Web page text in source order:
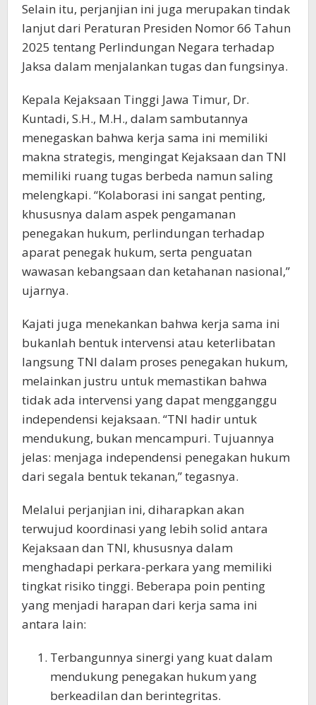
Selain itu, perjanjian ini juga merupakan tindak
lanjut dari Peraturan Presiden Nomor 66 Tahun
2025 tentang Perlindungan Negara terhadap
Jaksa dalam menjalankan tugas dan fungsinya.
Kepala Kejaksaan Tinggi Jawa Timur, Dr.
Kuntadi, S.H., M.H., dalam sambutannya
menegaskan bahwa kerja sama ini memiliki
makna strategis, mengingat Kejaksaan dan TNI
memiliki ruang tugas berbeda namun saling
melengkapi. “Kolaborasi ini sangat penting,
khususnya dalam aspek pengamanan
penegakan hukum, perlindungan terhadap
aparat penegak hukum, serta penguatan
wawasan kebangsaan dan ketahanan nasional,”
ujarnya.
Kajati juga menekankan bahwa kerja sama ini
bukanlah bentuk intervensi atau keterlibatan
langsung TNI dalam proses penegakan hukum,
melainkan justru untuk memastikan bahwa
tidak ada intervensi yang dapat mengganggu
independensi kejaksaan. “TNI hadir untuk
mendukung, bukan mencampuri. Tujuannya
jelas: menjaga independensi penegakan hukum
dari segala bentuk tekanan,” tegasnya.
Melalui perjanjian ini, diharapkan akan
terwujud koordinasi yang lebih solid antara
Kejaksaan dan TNI, khususnya dalam
menghadapi perkara-perkara yang memiliki
tingkat risiko tinggi. Beberapa poin penting
yang menjadi harapan dari kerja sama ini
antara lain:
Terbangunnya sinergi yang kuat dalam
mendukung penegakan hukum yang
berkeadilan dan berintegritas.